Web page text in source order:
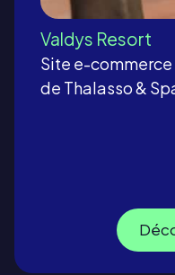
Valdys Resort
Site e-
de Thalasso &